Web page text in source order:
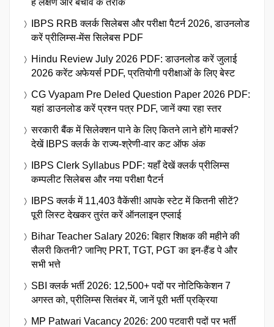
IBPS RRB क्लर्क सिलेबस और परीक्षा पैटर्न 2026, डाउनलोड
करें प्रीलिम्स-मेंस सिलेबस PDF
Hindu Review July 2026 PDF: डाउनलोड करें जुलाई
2026 करेंट अफेयर्स PDF, प्रतियोगी परीक्षाओं के लिए बेस्ट
CG Vyapam Pre Deled Question Paper 2026 PDF:
यहां डाउनलोड करें प्रश्न पत्र PDF, जानें क्या रहा स्तर
सरकारी बैंक में सिलेक्शन पाने के लिए कितने लाने होंगे मार्क्स?
देखें IBPS क्लर्क के राज्य-श्रेणी-वार कट ऑफ अंक
IBPS Clerk Syllabus PDF: यहाँ देखें क्लर्क प्रीलिम्स
कम्पलीट सिलेबस और नया परीक्षा पैटर्न
IBPS क्लर्क में 11,403 वैकेंसी! आपके स्टेट में कितनी सीटें?
पूरी लिस्ट देखकर तुरंत करें ऑनलाइन एप्लाई
Bihar Teacher Salary 2026: बिहार शिक्षक की महीने की
सैलरी कितनी? जानिए PRT, TGT, PGT का इन-हैंड पे और
सभी भत्ते
SBI क्लर्क भर्ती 2026: 12,500+ पदों पर नोटिफिकेशन 7
अगस्त को, प्रीलिम्स सितंबर में, जानें पूरी भर्ती प्रक्रिया
MP Patwari Vacancy 2026: 200 पटवारी पदों पर भर्ती